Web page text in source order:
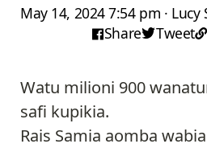
May 14, 2024 7:54 pm · Lucy
Share
Tweet
Watu milioni 900
safi kupikia.
Rais Samia aomba